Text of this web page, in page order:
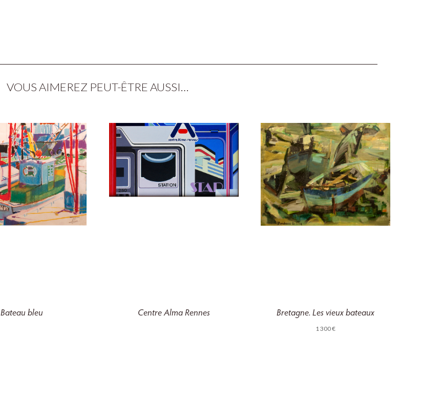
VOUS AIMEREZ PEUT-ÊTRE AUSSI…
Bateau bleu Centre Alma Rennes Bretagne. Les vieux bateaux
1 300€